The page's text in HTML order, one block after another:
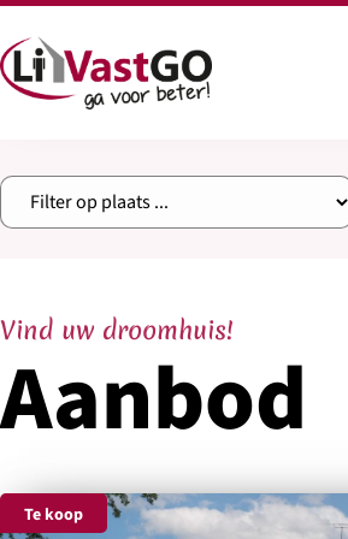
Vind uw droomhuis!
Aanbod
Te koop